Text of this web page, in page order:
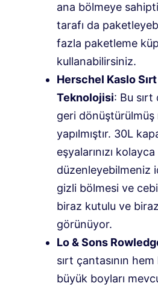
ana bölmeye
tarafı da
fazla paketleme
kullanabilirsiniz.
Herschel Kaslo Sırt
Teknolojisi: Bu sırt
geri dönüştürülmüş
yapılmıştır. 30L
eşyalarınızı kolayca
düzenleyebilmeniz
gizli bölmesi ve
biraz kutulu ve
görünüyor.
Lo & Sons
sırt çantasının
büyük boyları